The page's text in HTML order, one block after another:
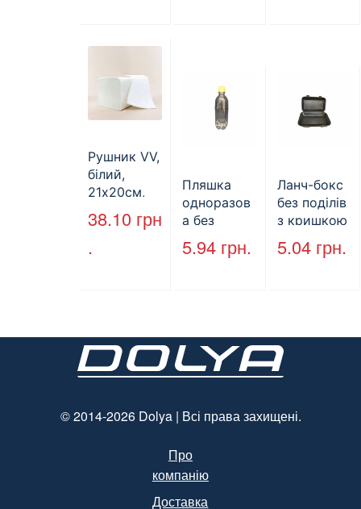
мм*140 мм.
Рушник VV,
білий,
21х20см,
160л.
38.10 грн
.
Пляшка
одноразов
а без
кришки,
ПЕТ, V=500
5.94 грн.
Ланч-бокс
без поділів
з кришкою
HP-10, 240
мм * 155
, чорний,
250 шт. /
Уп.
5.04 грн.
© 2014-2026 Dolya | Всі права захищені.
Про
компанію
Доставка